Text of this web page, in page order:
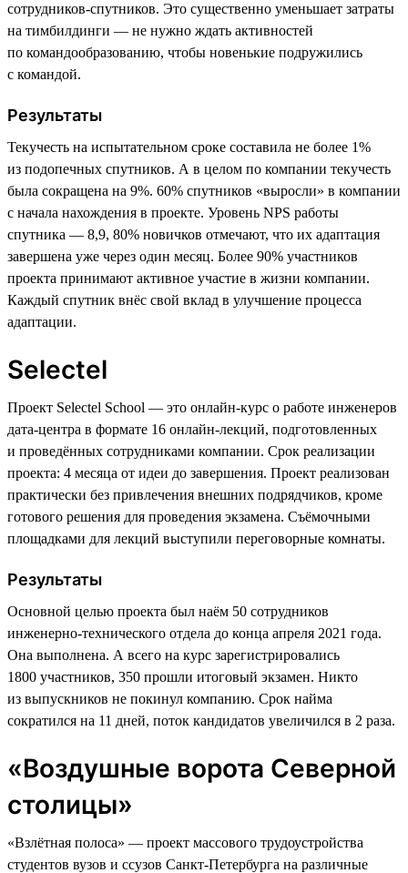
сотрудников-спутников. Это существенно уменьшает затраты
на тимбилдинги — не нужно ждать активностей
по командообразованию, чтобы новенькие подружились
с командой.
Результаты
Текучесть на испытательном сроке составила не более 1%
из подопечных спутников. А в целом по компании текучесть
была сокращена на 9%. 60% спутников «выросли» в компании
с начала нахождения в проекте. Уровень NPS работы
спутника — 8,9, 80% новичков отмечают, что их адаптация
завершена уже через один месяц. Более 90% участников
проекта принимают активное участие в жизни компании.
Каждый спутник внёс свой вклад в улучшение процесса
адаптации.
Selectel
Проект Selectel School — это онлайн-курс о работе инженеров
дата-центра в формате 16 онлайн-лекций, подготовленных
и проведённых сотрудниками компании. Срок реализации
проекта: 4 месяца от идеи до завершения. Проект реализован
практически без привлечения внешних подрядчиков, кроме
готового решения для проведения экзамена. Съёмочными
площадками для лекций выступили переговорные комнаты.
Результаты
Основной целью проекта был наём 50 сотрудников
инженерно-технического отдела до конца апреля 2021 года.
Она выполнена. А всего на курс зарегистрировались
1800 участников, 350 прошли итоговый экзамен. Никто
из выпускников не покинул компанию. Срок найма
сократился на 11 дней, поток кандидатов увеличился в 2 раза.
«Воздушные ворота Северной
столицы»
«Взлётная полоса» — проект массового трудоустройства
студентов вузов и ссузов Санкт-Петербурга на различные